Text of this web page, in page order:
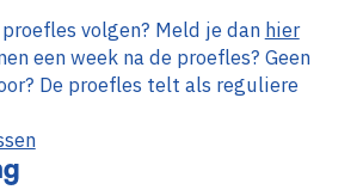
volgen? Meld je dan hier
een week na de proefles? Geen
De proefles telt als reguliere